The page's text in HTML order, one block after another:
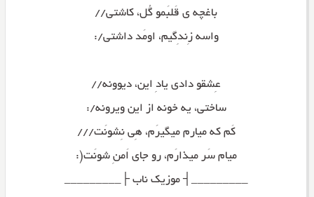
باغچه ی قَلبَمو گُل، کاشتی//
واسه زِندِگیم، اومَد داشتی/:
عِشقو دادی یادِ این، دیوونه//
ساختی، یه خونه از این ویرونه/:
کَم که میارم میگیرَم، هِی نِشونَت///
میام سَر میذارَم، رو جای اَمنِ شونَت(:
_________┤ موزیک ناب ├_________